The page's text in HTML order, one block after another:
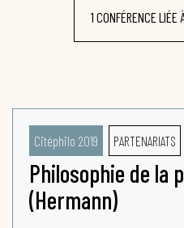
1 CONFÉRENCE
Citéphilo 2019 PARTENARIATS
Philosophie de la
(Hermann)